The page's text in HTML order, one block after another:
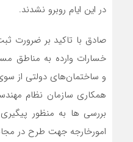
در این ایام روبرو نشدند.
صادق با تاکید بر ضرورت
خسارات وارده به مناطق
و ساختمان‌های دولتی از
همکاری سازمان نظام
بررسی ها به منظور
امورخارجه جهت طرح در